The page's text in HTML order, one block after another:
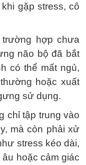
gặp stress, cô
hợp chưa
não bộ đã bắt
có thể mất ngủ,
hoặc xuất
sử dụng.
chỉ tập trung vào
mà còn phải xử
stress kéo dài,
hoặc cảm giác